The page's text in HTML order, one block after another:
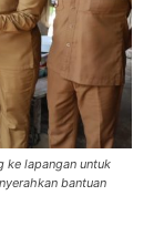
ke lapangan untuk
bantuan